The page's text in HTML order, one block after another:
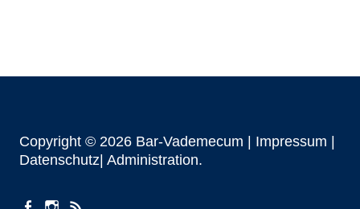
Copyright © 2026 Bar-Vademecum | Impressum
Datenschutz| Administration